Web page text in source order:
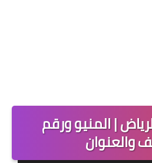
| المنيو ورقم
والعنوان